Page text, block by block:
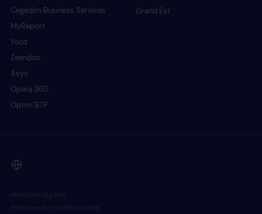
Cegedim Business Services
MyReport
Yooz
Zeendoc
Asys
Opéra 360
Optim’BTP
Grand Est